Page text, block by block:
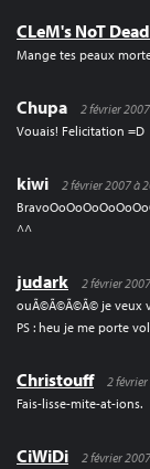
CLeM's NoT Dead
Mange tes peaux
Chupa
2 février
Vouais! Felicitation =D
kiwi
2 février 2007 à
^^
judark
2 février
ouÃ©Ã©Ã©Ã© je veux
PS : heu je me porte
Christouff
2
Fais-lisse-mite-at-ions.
CiWiDi
2 février